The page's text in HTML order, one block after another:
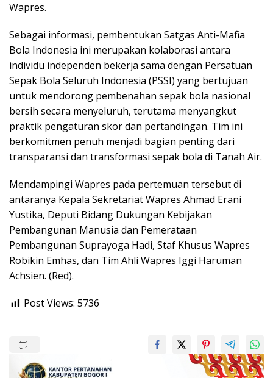
Wapres.
Sebagai informasi, pembentukan Satgas Anti-Mafia
Bola Indonesia ini merupakan kolaborasi antara
individu independen bekerja sama dengan Persatuan
Sepak Bola Seluruh Indonesia (PSSI) yang bertujuan
untuk mendorong pembenahan sepak bola nasional
bersih secara menyeluruh, terutama menyangkut
praktik pengaturan skor dan pertandingan. Tim ini
berkomitmen penuh menjadi bagian penting dari
transparansi dan transformasi sepak bola di Tanah Air.
Mendampingi Wapres pada pertemuan tersebut di
antaranya Kepala Sekretariat Wapres Ahmad Erani
Yustika, Deputi Bidang Dukungan Kebijakan
Pembangunan Manusia dan Pemerataan
Pembangunan Suprayoga Hadi, Staf Khusus Wapres
Robikin Emhas, dan Tim Ahli Wapres Iggi Haruman
Achsien. (Red).
Post Views: 5736